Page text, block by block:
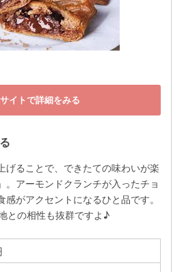
イトで詳細をみる
げることで、できたての味わいが楽
。アーモンドクランチが入ったチョ
がアクセントになるひと品です。
との相性も抜群ですよ♪